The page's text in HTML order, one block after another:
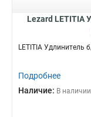
Lezard LETITIA
LETITIA Удлинитель
Подробнее
Наличие: В наличии